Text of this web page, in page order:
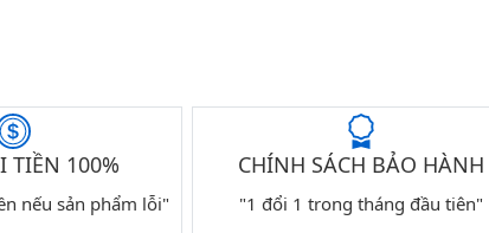
TIỀN 100%
nếu sản phẩm lỗi"
CHÍNH SÁCH BẢO HÀNH
"1 đổi 1 trong tháng đầu tiên"